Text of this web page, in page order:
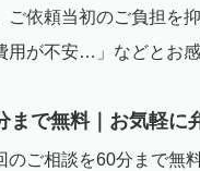
ご依頼当初のご負担を
用が不安…」などとお
まで無料｜お気軽に
のご相談を60分まで無